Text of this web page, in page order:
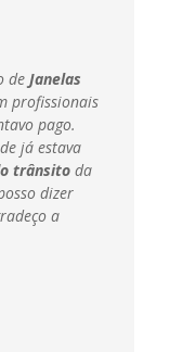
de Janelas
profissionais
pago.
já estava
trânsitoda
dizer
a